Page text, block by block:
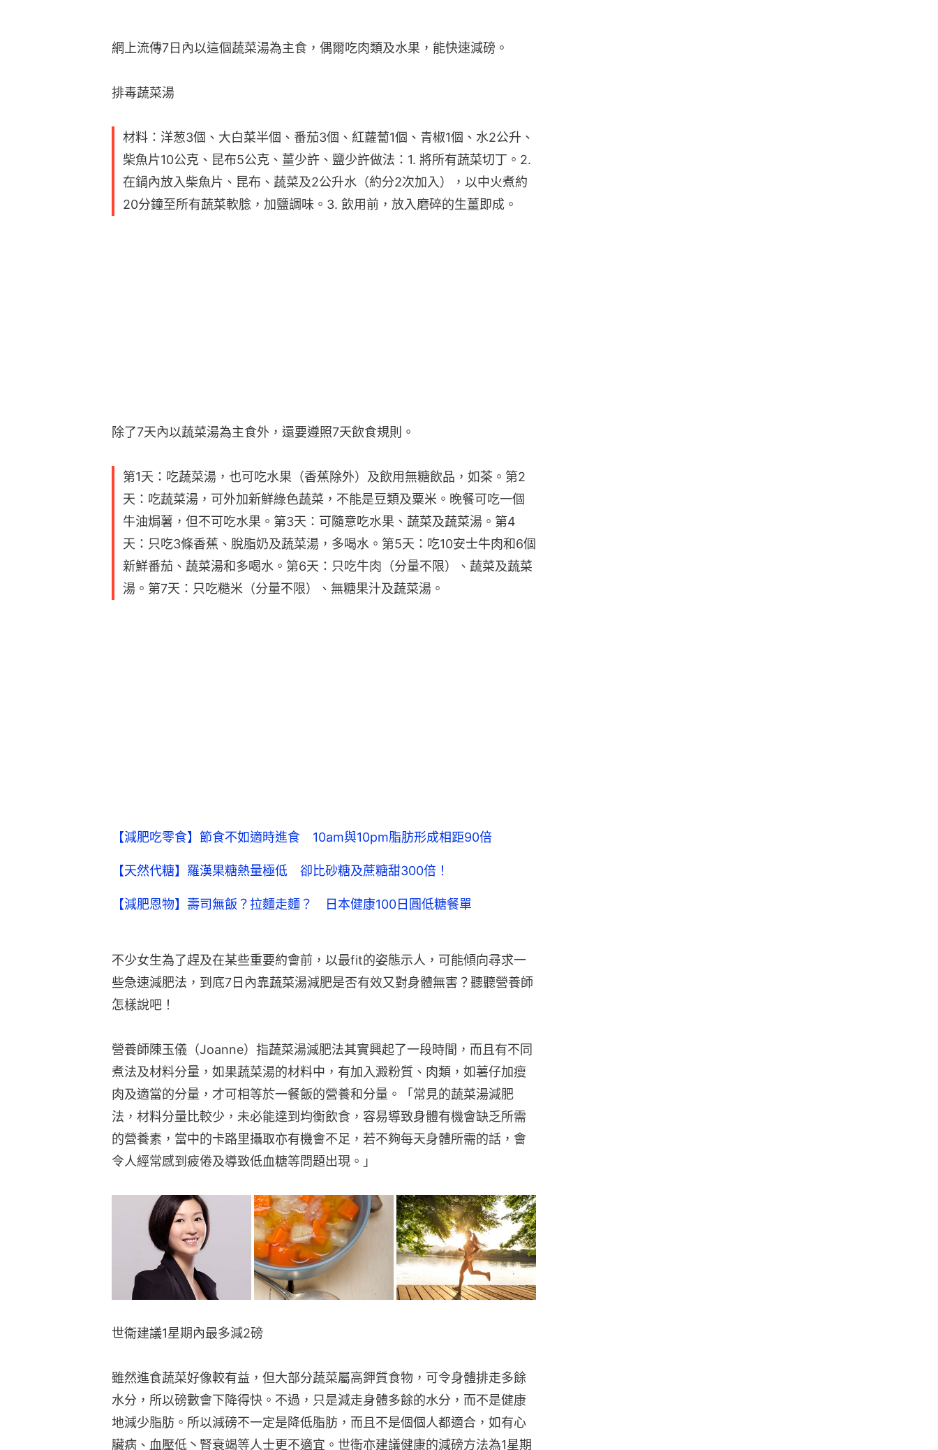
網上流傳7日內以這個蔬菜湯為主食，偶爾吃肉類及水果，能快速減磅。
排毒蔬菜湯
材料：洋葱3個、大白菜半個、番茄3個、紅蘿蔔1個、青椒1個、水2公升、
柴魚片10公克、昆布5公克、薑少許、鹽少許做法：1. 將所有蔬菜切丁。2.
在鍋內放入柴魚片、昆布、蔬菜及2公升水（約分2次加入），以中火煮約
20分鐘至所有蔬菜軟腍，加鹽調味。3. 飲用前，放入磨碎的生薑即成。
除了7天內以蔬菜湯為主食外，還要遵照7天飲食規則。
第1天：吃蔬菜湯，也可吃水果（香蕉除外）及飲用無糖飲品，如茶。第2
天：吃蔬菜湯，可外加新鮮綠色蔬菜，不能是豆類及粟米。晚餐可吃一個
牛油焗薯，但不可吃水果。第3天：可隨意吃水果、蔬菜及蔬菜湯。第4
天：只吃3條香蕉、脫脂奶及蔬菜湯，多喝水。第5天：吃10安士牛肉和6個
新鮮番茄、蔬菜湯和多喝水。第6天：只吃牛肉（分量不限）、蔬菜及蔬菜
湯。第7天：只吃糙米（分量不限）、無糖果汁及蔬菜湯。
【減肥吃零食】節食不如適時進食 10am與10pm脂肪形成相距90倍
【天然代糖】羅漢果糖熱量極低 卻比砂糖及蔗糖甜300倍！
【減肥恩物】壽司無飯？拉麵走麵？ 日本健康100日圓低糖餐單
不少女生為了趕及在某些重要約會前，以最fit的姿態示人，可能傾向尋求一
些急速減肥法，到底7日內靠蔬菜湯減肥是否有效又對身體無害？聽聽營養師
怎樣說吧！
營養師陳玉儀（Joanne）指蔬菜湯減肥法其實興起了一段時間，而且有不同
煮法及材料分量，如果蔬菜湯的材料中，有加入澱粉質、肉類，如薯仔加瘦
肉及適當的分量，才可相等於一餐飯的營養和分量。「常見的蔬菜湯減肥
法，材料分量比較少，未必能達到均衡飲食，容易導致身體有機會缺乏所需
的營養素，當中的卡路里攝取亦有機會不足，若不夠每天身體所需的話，會
令人經常感到疲倦及導致低血糖等問題出現。」
世衞建議1星期內最多減2磅
雖然進食蔬菜好像較有益，但大部分蔬菜屬高鉀質食物，可令身體排走多餘
水分，所以磅數會下降得快。不過，只是減走身體多餘的水分，而不是健康
地減少脂肪。所以減磅不一定是降低脂肪，而且不是個個人都適合，如有心
臟病、血壓低丶腎衰竭等人士更不適宜。世衛亦建議健康的減磅方法為1星期